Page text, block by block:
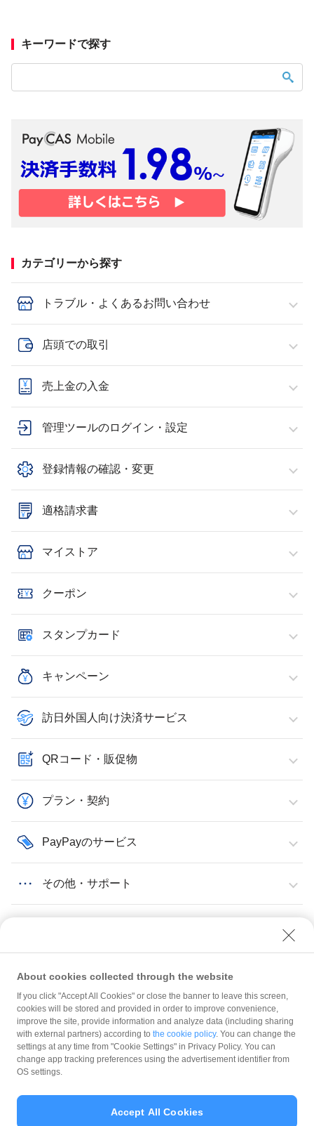
キーワードで探す
カテゴリーから探す
トラブル・よくあるお問い合わせ
店頭での取引
売上金の入金
管理ツールのログイン・設定
登録情報の確認・変更
適格請求書
マイストア
クーポン
スタンプカード
キャンペーン
訪日外国人向け決済サービス
QRコード・販促物
プラン・契約
PayPayのサービス
その他・サポート
登録情報の確認・変更
ストア情報
ストア情報の更新がマップに反映されるまでどれくらいかかる？
規約
ガイドライン
About cookies collected through the website
If you click "Accept All Cookies" or close the banner to leave this screen,
cookies will be stored and provided in order to improve convenience,
improve the site, provide information and analyze data (including sharing
with external partners) according to the cookie policy. You can change the
settings at any time from "Cookie Settings" in Privacy Policy. You can
change app tracking preferences using the advertisement identifier from
OS settings.
Accept All Cookies